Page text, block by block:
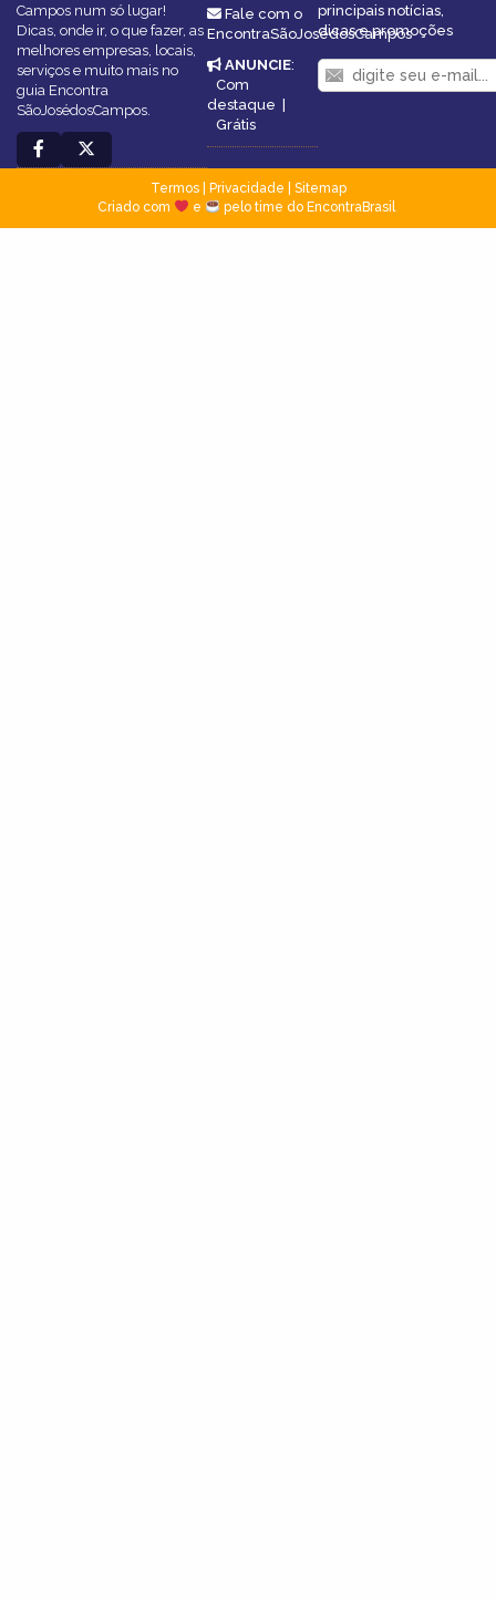
Campos num só lugar!
Dicas, onde ir, o que fazer, as
melhores empresas, locais,
serviços e muito mais no
guia Encontra
SãoJosédosCampos.
Fale com o
EncontraSãoJosédosCampos
ANUNCIE:
Com
destaque
Grátis
principais notícias,
dicas e promoções
Termos| Privacidade
Sitemap
Criado com
e pelo time do EncontraBrasil